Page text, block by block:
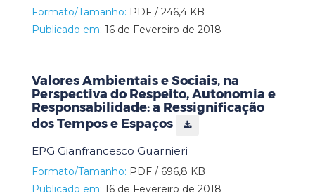
Formato/Tamanho: PDF / 246,4 KB
Publicado em: 16 de Fevereiro de 2018
Valores Ambientais e Sociais, na
Perspectiva do Respeito, Autonomia e
Responsabilidade: a Ressignificação
dos Tempos e Espaços
EPG Gianfrancesco Guarnieri
Formato/Tamanho: PDF / 696,8 KB
Publicado em: 16 de Fevereiro de 2018